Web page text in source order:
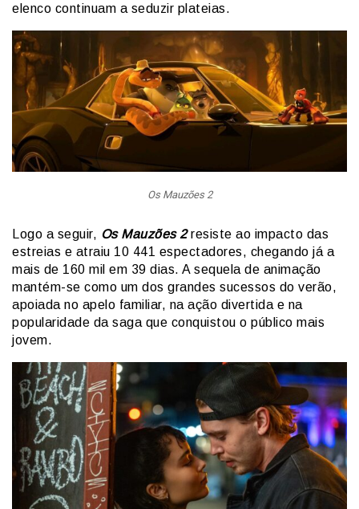
elenco continuam a seduzir plateias.
Os Mauzões 2
Logo a seguir, Os Mauzões 2resiste ao impacto das
estreias e atraiu 10 441 espectadores, chegando já a
mais de 160 mil em 39 dias. A sequela de animação
mantém-se como um dos grandes sucessos do verão,
apoiada no apelo familiar, na ação divertida e na
popularidade da saga que conquistou o público mais
jovem.